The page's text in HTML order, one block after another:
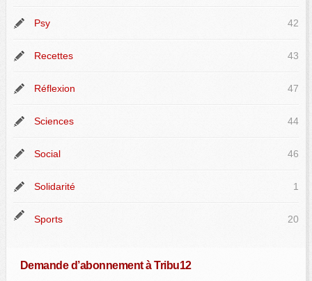
Psy 42
Recettes 43
Réflexion 47
Sciences 44
Social 46
Solidarité 1
Sports 20
Demande d’abonnement à Tribu12